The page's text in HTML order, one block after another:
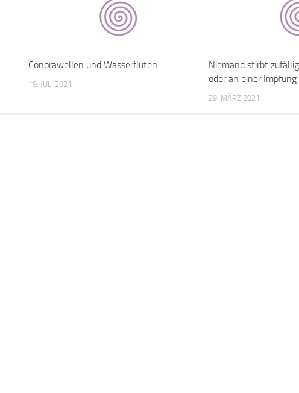
Conorawellen und Wasserfluten
19. JULI 2021
Niemand stirbt
oder an einer Impfung
29. MÄRZ 2021